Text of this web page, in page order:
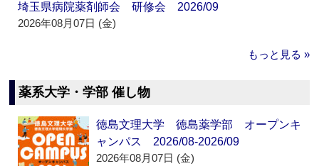
埼玉県病院薬剤師会 研修会 2026/09
2026年08月07日 (金)
もっと見る »
薬系大学・学部 催し物
徳島文理大学 徳島薬学部 オープンキ
ャンパス 2026/08-2026/09
2026年08月07日 (金)